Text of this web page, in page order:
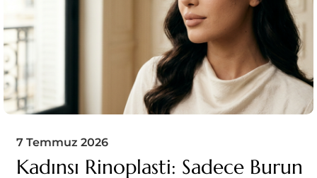
7 Temmuz 2026
Kadınsı Rinoplasti: Sadece Burun